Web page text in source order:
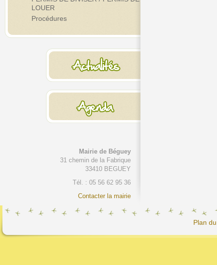
LOUER
Procédures
Mairie de Béguey
31 chemin de la Fabrique
33410 BEGUEY
Tél. : 05 56 62 95 36
Contacter la mairie
Plan